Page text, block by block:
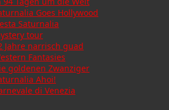
Goes Hollywood
Saturnalia
tour
Jahre narrisch guad
Fantasies
goldenen Zwanziger
Ahoi!
di Venezia